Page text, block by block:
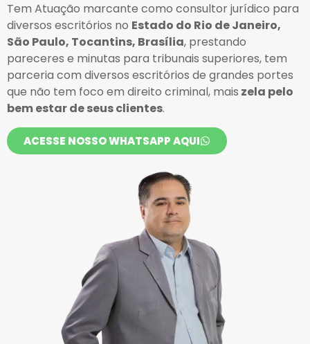
Tem Atuação marcante como consultor jurídico para
diversos escritórios no Estado do Rio de Janeiro,
São Paulo, Tocantins, Brasília, prestando
pareceres e minutas para tribunais superiores, tem
parceria com diversos escritórios de grandes portes
que não tem foco em direito criminal, mais zela pelo
bem estar de seus clientes.
ACESSE NOSSO WHATSAPP AQUI